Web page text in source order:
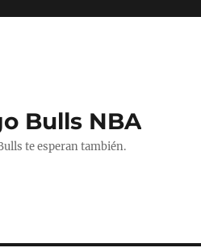
Bulls NBA
te esperan también.